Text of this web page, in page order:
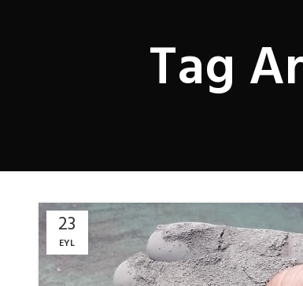
Tag
23
EYL